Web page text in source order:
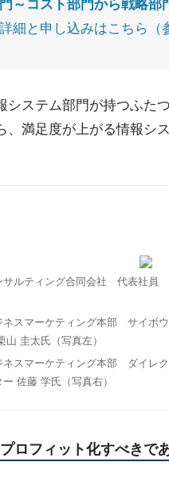
～コスト部門から戦略部
細と申し込みはこちら（
システム部門が持つふた
、満足度が上がる情報シ
サルティング合同会社 代表社員
スマーケティング本部 サイボ
圭太氏（写真左）
スマーケティング本部 ダイレ
佐藤 学氏（写真右）
ロフィット化すべきで